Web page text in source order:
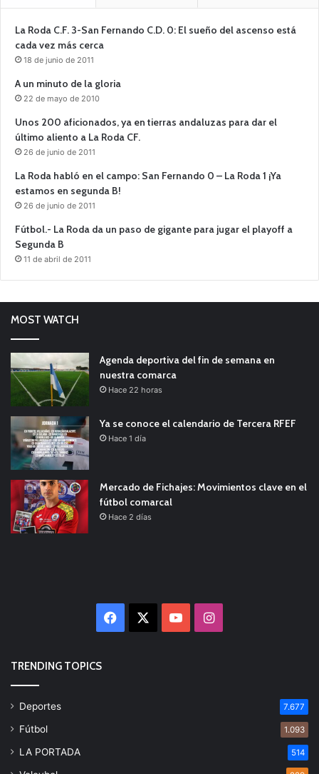
La Roda C.F. 3-San Fernando C.D. 0: El sueño del ascenso está
cada vez más cerca
18 de junio de 2011
A un minuto de la gloria
22 de mayo de 2010
Unos 200 aficionados, ya en tierras andaluzas para dar el
último aliento a La Roda CF.
26 de junio de 2011
La Roda habló en el campo: San Fernando 0 – La Roda 1 ¡Ya
estamos en segunda B!
26 de junio de 2011
Fútbol.- La Roda da un paso de gigante para jugar el playoff a
Segunda B
11 de abril de 2011
MOST WATCH
Agenda deportiva del fin de semana en
nuestra comarca
Hace 22 horas
Ya se conoce el calendario de Tercera RFEF
Hace 1 día
Mercado de Fichajes: Movimientos clave en el
fútbol comarcal
Hace 2 días
Facebook YouTubeInstagram
TRENDING TOPICS
Deportes 7.677
Fútbol 1.093
LA PORTADA 514